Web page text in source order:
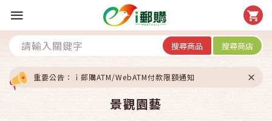
搜尋商品 搜尋商店
重要公告：ｉ郵購ATM/WebATM付款限額通知
景觀園藝